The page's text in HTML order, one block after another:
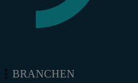
BRANCHEN